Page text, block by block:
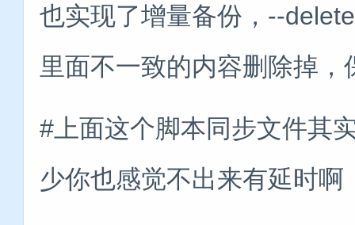
也实现了增量备份，--
里面不一致的内容删除掉
#上面这个脚本同步文件其
少你也感觉不出来有延时